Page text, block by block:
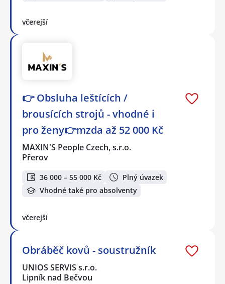
včerejší
👉 Obsluha leštících /
brousících strojů - vhodné i
pro ženy👉mzda až 52 000 Kč
MAXIN'S People Czech, s.r.o.
Přerov
36 000 – 55 000 Kč
Plný úvazek
Vhodné také pro absolventy
včerejší
Obráběč kovů - soustružník
UNIOS SERVIS s.r.o.
Lipník nad Bečvou